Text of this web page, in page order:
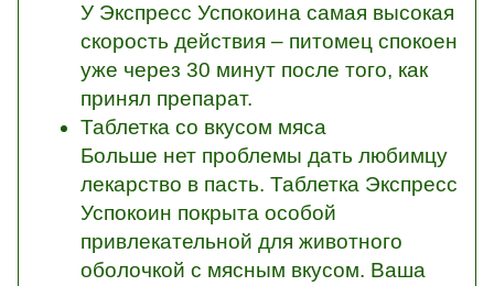
У Экспресс Успокоина самая высокая
скорость действия – питомец спокоен
уже через 30 минут после того, как
принял препарат.
Таблетка со вкусом мяса
Больше нет проблемы дать любимцу
лекарство в пасть. Таблетка Экспресс
Успокоин покрыта особой
привлекательной для животного
оболочкой с мясным вкусом. Ваша